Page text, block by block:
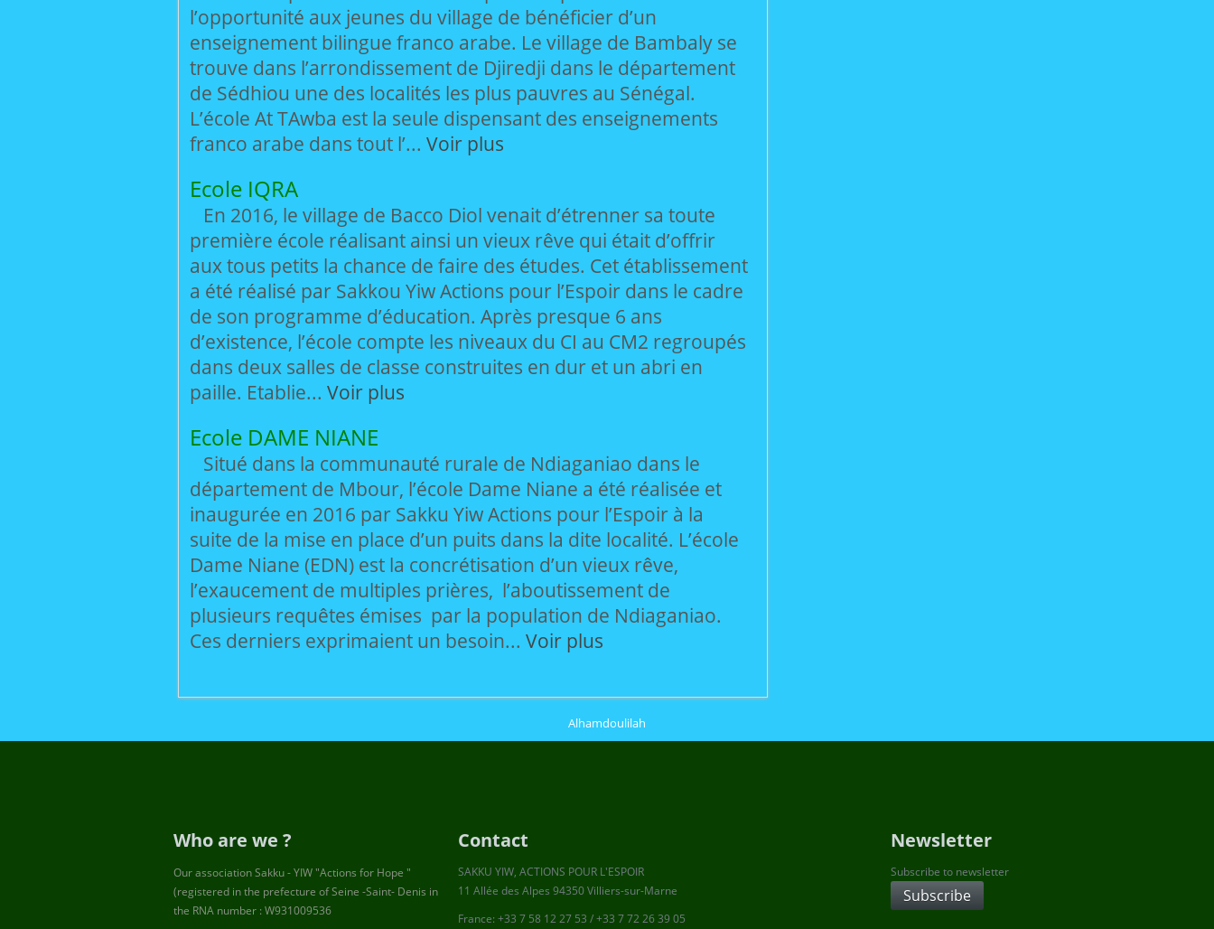
l’opportunité aux jeunes du village de bénéficier d’un
enseignement bilingue franco arabe. Le village de Bambaly se
trouve dans l’arrondissement de Djiredji dans le département
de Sédhiou une des localités les plus pauvres au Sénégal.
L’école At TAwba est la seule dispensant des enseignements
franco arabe dans tout l’... Voir plus
Ecole IQRA
En 2016, le village de Bacco Diol venait d’étrenner sa toute
première école réalisant ainsi un vieux rêve qui était d’offrir
aux tous petits la chance de faire des études. Cet établissement
a été réalisé par Sakkou Yiw Actions pour l’Espoir dans le cadre
de son programme d’éducation. Après presque 6 ans
d’existence, l’école compte les niveaux du CI au CM2 regroupés
dans deux salles de classe construites en dur et un abri en
paille. Etablie... Voir plus
Ecole DAME NIANE
Situé dans la communauté rurale de Ndiaganiao dans le
département de Mbour, l’école Dame Niane a été réalisée et
inaugurée en 2016 par Sakku Yiw Actions pour l’Espoir à la
suite de la mise en place d’un puits dans la dite localité. L’école
Dame Niane (EDN) est la concrétisation d’un vieux rêve,
l’exaucement de multiples prières, l’aboutissement de
plusieurs requêtes émises par la population de Ndiaganiao.
Ces derniers exprimaient un besoin... Voir plus
Alhamdoulilah
Who are we ?
Our association Sakku - YIW "Actions for Hope "
(registered in the prefecture of Seine -Saint- Denis in
the RNA number : W931009536
Contact
SAKKU YIW, ACTIONS POUR L'ESPOIR
11 Allée des Alpes 94350 Villiers-sur-Marne
France: +33 7 58 12 27 53 / +33 7 72 26 39 05
Newsletter
Subscribe to newsletter